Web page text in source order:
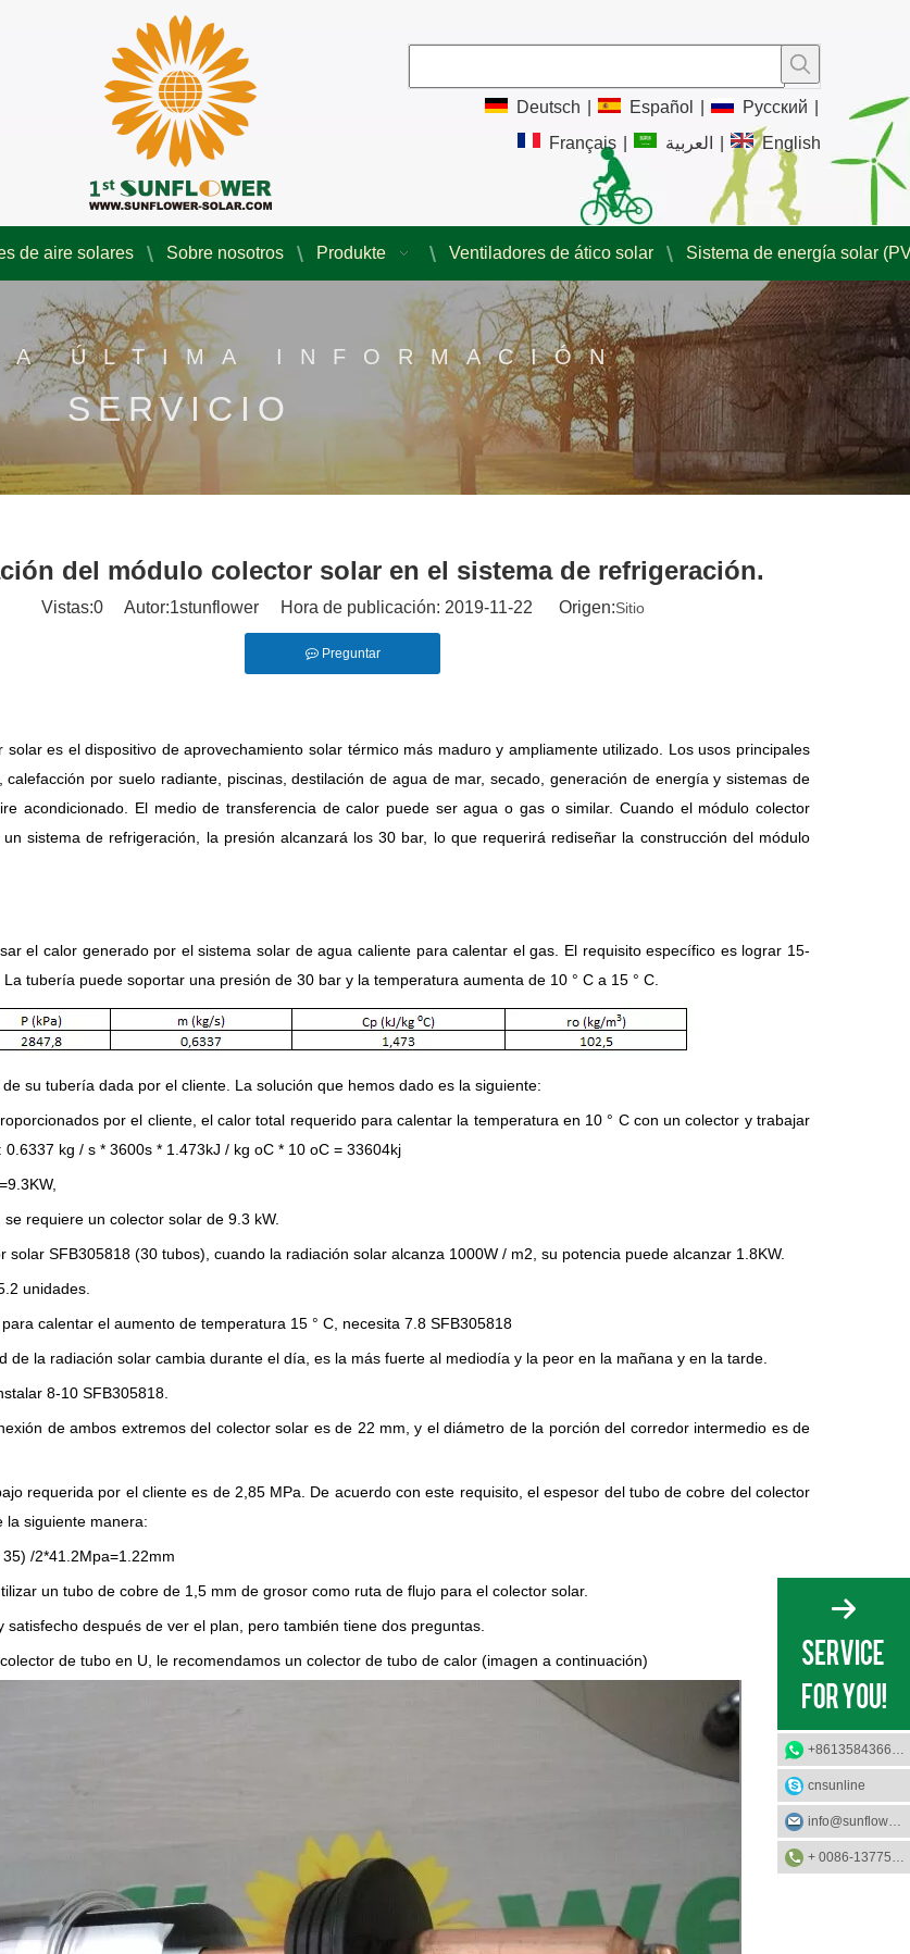
Deutsch Español Pусский
Français
العربية English
de aire solares Sobre nosotros Produkte Ventiladores de ático solar Sistema de energía solar
ÚLTIMA INFORMACIÓN
SERVICIO
del módulo colector solar en el sistema de refrigeración.
Vistas:0Autor:1stunflower Hora de publicación: 2019-11-22 Origen:Sitio
Preguntar
solar es el dispositivo de aprovechamiento solar térmico más maduro y ampliamente utilizado. Los usos principales
calefacción por suelo radiante, piscinas, destilación de agua de mar, secado, generación de energía y sistemas de
acondicionado. El medio de transferencia de calor puede ser agua o gas o similar. Cuando el módulo colector
sistema de refrigeración, la presión alcanzará los 30 bar, lo que requerirá rediseñar la construcción del módulo
el calor generado por el sistema solar de agua caliente para calentar el gas. El requisito específico es lograr 15-
tubería puede soportar una presión de 30 bar y la temperatura aumenta de 10 ° C a 15 ° C.
su tubería dada por el cliente. La solución que hemos dado es la siguiente:
por el cliente, el calor total requerido para calentar la temperatura en 10 ° C con un colector y trabajar
kg / s * 3600s * 1.473kJ / kg oC * 10 oC = 33604kj
requiere un colector solar de 9.3 kW.
solar SFB305818 (30 tubos), cuando la radiación solar alcanza 1000W / m2, su potencia puede alcanzar 1.8KW.
unidades.
calentar el aumento de temperatura 15 ° C, necesita 7.8 SFB305818
de la radiación solar cambia durante el día, es la más fuerte al mediodía y la peor en la mañana y en la tarde.
8-10 SFB305818.
de ambos extremos del colector solar es de 22 mm, y el diámetro de la porción del corredor intermedio es de
requerida por el cliente es de 2,85 MPa. De acuerdo con este requisito, el espesor del tubo de cobre del colector
la siguiente manera:
/2*41.2Mpa=1.22mm
un tubo de cobre de 1,5 mm de grosor como ruta de flujo para el colector solar.
satisfecho después de ver el plan, pero también tiene dos preguntas.
de tubo en U, le recomendamos un colector de tubo de calor (imagen a continuación)
cnsunline